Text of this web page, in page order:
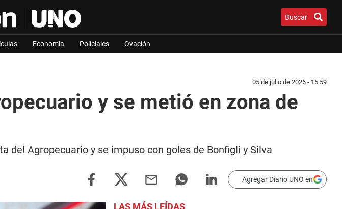
Buscar
Economia Policiales Ovación
05 de julio de 2026 - 15:59
y se metió en zona de
del Agropecuario y se impuso con goles de Bonfigli y Silva
Agregar Diario UNO en
LAS MÁS LEÍDAS